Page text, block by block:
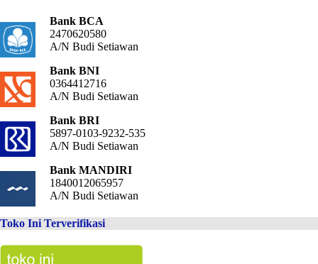
Bank BCA
2470620580
A/N Budi Setiawan
Bank BNI
0364412716
A/N Budi Setiawan
Bank BRI
5897-0103-9232-535
A/N Budi Setiawan
Bank MANDIRI
1840012065957
A/N Budi Setiawan
Toko Ini Terverifikasi